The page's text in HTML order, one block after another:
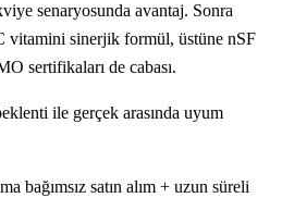
senaryosunda avantaj. Sonra
sinerjik formül, üstüne nSF
sertifikaları de cabası.
ile gerçek arasında uyum
bağımsız satın alım + uzun süreli